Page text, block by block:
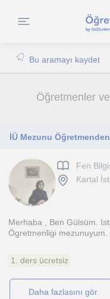
Bu aramayı kaydet
Öğretmenler
İÜ Mezunu
Fen
Kartal
Merhaba , Ben Gülsüm.
Ögretmenligi mezunuyum.
1. ders ücretsiz
daha fazlasını gör